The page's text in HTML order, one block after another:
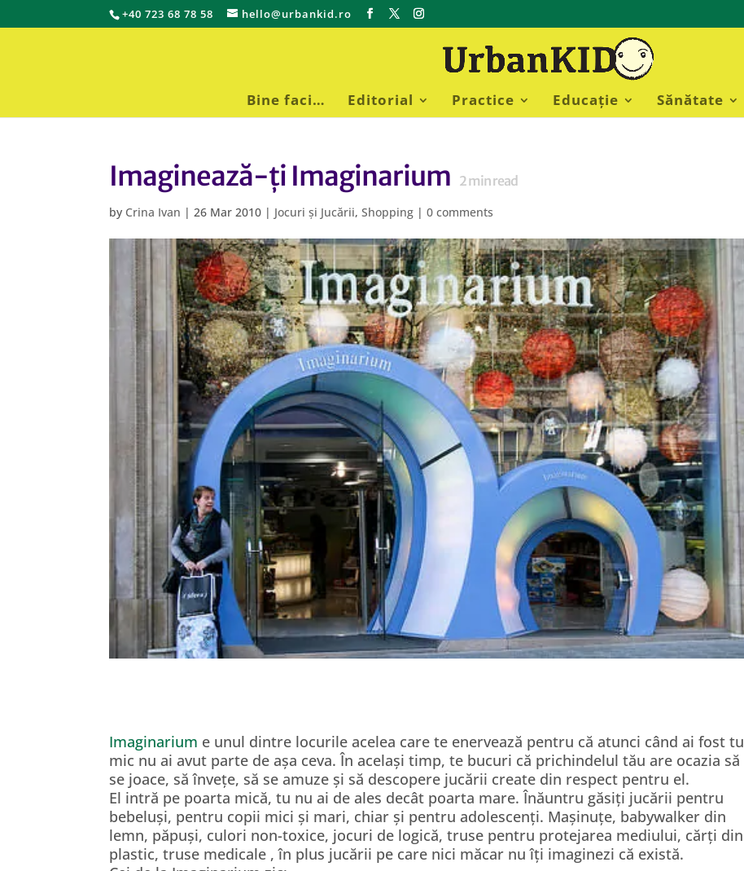
+40 723 68 78 58 hello@urbankid.ro
Bine faci… Editorial Practice Educație Sănătate
Imaginează-ți Imaginarium 2min read
by Crina Ivan |26 Mar 2010 | Jocuri și Jucării,Shopping |0 comments
Imaginarium e unul dintre locurile acelea care te enervează pentru că atunci când ai fost tu
mic nu ai avut parte de așa ceva. În același timp, te bucuri că prichindelul tău are ocazia să
se joace, să învețe, să se amuze și să descopere jucării create din respect pentru el.
El intră pe poarta mică, tu nu ai de ales decât poarta mare. Înăuntru găsiți jucării pentru
bebeluși, pentru copii mici și mari, chiar și pentru adolescenți. Mașinuțe, babywalker din
lemn, păpuși, culori non-toxice, jocuri de logică, truse pentru protejarea mediului, cărți din
plastic, truse medicale , în plus jucării pe care nici măcar nu îți imaginezi că există.